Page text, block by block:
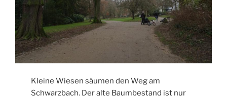
Kleine Wiesen säumen den Weg am
Schwarzbach. Der alte Baumbestand ist nur